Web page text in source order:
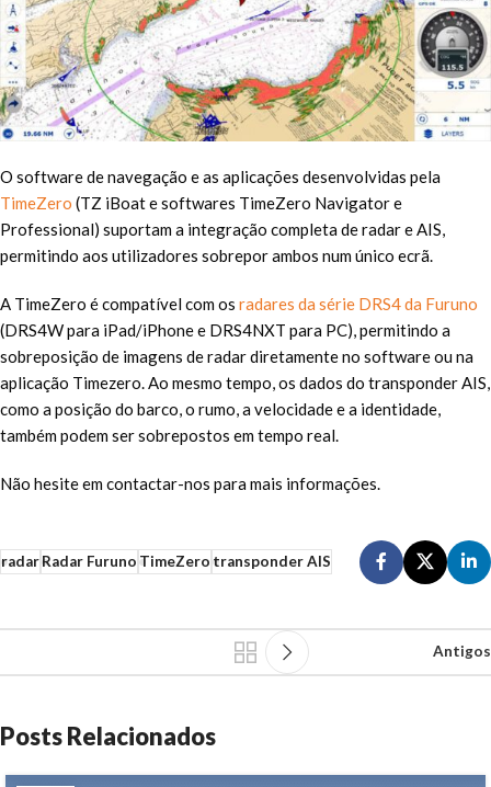
O software de navegação e as aplicações desenvolvidas pela
TimeZero (TZ iBoat e softwares TimeZero Navigator e
Professional) suportam a integração completa de radar e AIS,
permitindo aos utilizadores sobrepor ambos num único ecrã.
A TimeZero é compatível com os radares da série DRS4 da Furuno
(DRS4W para iPad/iPhone e DRS4NXT para PC), permitindo a
sobreposição de imagens de radar diretamente no software ou na
aplicação Timezero. Ao mesmo tempo, os dados do transponder AIS,
como a posição do barco, o rumo, a velocidade e a identidade,
também podem ser sobrepostos em tempo real.
Não hesite em contactar-nos para mais informações.
radarRadar FurunoTimeZerotransponder AIS
Antigos
Posts Relacionados